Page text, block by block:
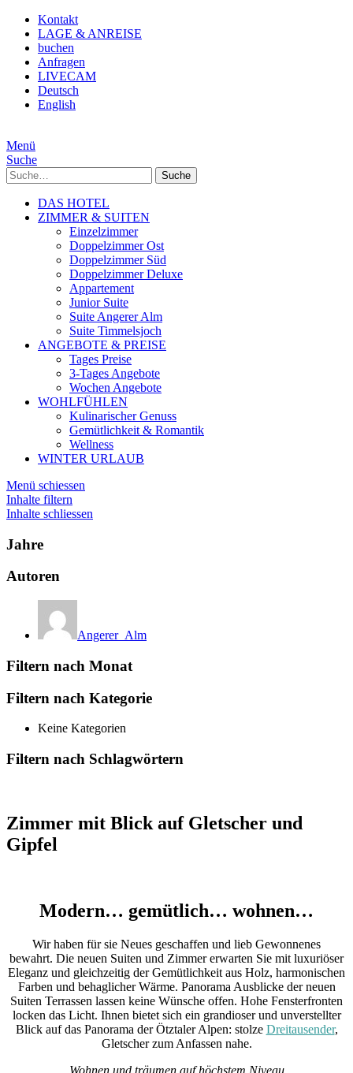
Kontakt
LAGE & ANREISE
buchen
Anfragen
LIVECAM
Deutsch
English
Menü
Suche
Suche
DAS HOTEL
ZIMMER & SUITEN
Einzelzimmer
Doppelzimmer Ost
Doppelzimmer Süd
Doppelzimmer Deluxe
Appartement
Junior Suite
Suite Angerer Alm
Suite Timmelsjoch
ANGEBOTE & PREISE
Tages Preise
3-Tages Angebote
Wochen Angebote
WOHLFÜHLEN
Kulinarischer Genuss
Gemütlichkeit & Romantik
Wellness
WINTER URLAUB
Menü schiessen
Inhalte filtern
Inhalte schliessen
Jahre
Autoren
Angerer_Alm
Filtern nach Monat
Filtern nach Kategorie
Keine Kategorien
Filtern nach Schlagwörtern
Zimmer mit Blick auf Gletscher und
Gipfel
Modern… gemütlich… wohnen…
Wir haben für sie Neues geschaffen und lieb Gewonnenes
bewahrt. Die neuen Suiten und Zimmer erwarten Sie mit luxuriöser
Eleganz und gleichzeitig der Gemütlichkeit aus Holz, harmonischen
Farben und behaglicher Wärme. Panorama Ausblicke der neuen
Suiten Terrassen lassen keine Wünsche offen. Hohe Fensterfronten
locken das Licht. Ihnen bietet sich ein grandioser und unverstellter
Blick auf das Panorama der Ötztaler Alpen: stolze Dreitausender,
Gletscher zum Anfassen nahe.